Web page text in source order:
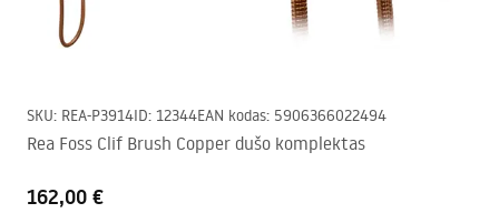
SKU: REA-P3914ID: 12344EAN kodas: 5906366022494
Rea Foss Clif Brush Copper dušo komplektas
162,00 €